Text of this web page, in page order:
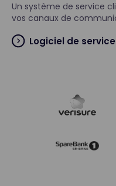
Un système de service
vos canaux de
Logiciel de